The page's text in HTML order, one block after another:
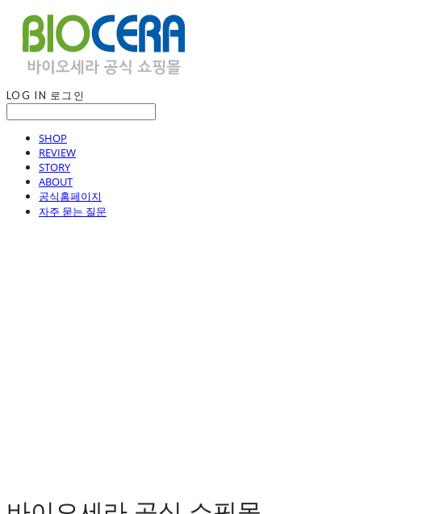
LOG IN 로그인
SHOP
REVIEW
STORY
ABOUT
공식홈페이지
자주 묻는 질문